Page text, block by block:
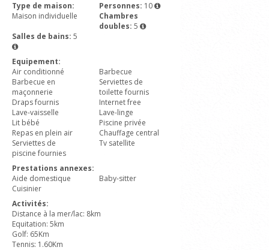
Type de maison:
Maison individuelle
Personnes: 10
Chambres
doubles: 5
Salles de bains: 5
Equipement:
Air conditionné
Barbecue
Barbecue en
maçonnerie
Serviettes de
toilette fournis
Draps fournis
Internet free
Lave-vaisselle
Lave-linge
Lit bébé
Piscine privée
Repas en plein air
Chauffage central
Serviettes de
piscine fournies
Tv satellite
Prestations annexes:
Aide domestique
Baby-sitter
Cuisinier
Activités:
Distance à la mer/lac: 8km
Equitation: 5km
Golf: 65Km
Tennis: 1.60Km